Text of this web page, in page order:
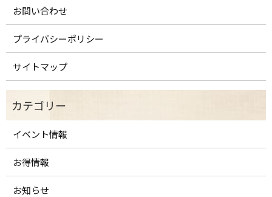
お問い合わせ
プライバシーポリシー
サイトマップ
イベント情報
お得情報
お知らせ